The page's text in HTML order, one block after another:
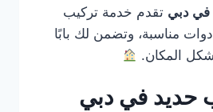
في دبي تقدم خدمة تركيب
مناسبة، وتضمن لك بابًا
المكان.
حديد في دبي